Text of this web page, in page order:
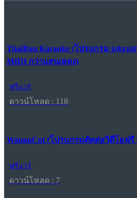
ThaiBan Karaoke (โปรแกรม และแ
MIDI กว่าแสนเพลง)
ฟรีแวร์
ดาวน์โหลด : 118
WannaCut (โปรแกรมตัดต่อวิดีโอฟรี
ฟรีแวร์
ดาวน์โหลด : 7